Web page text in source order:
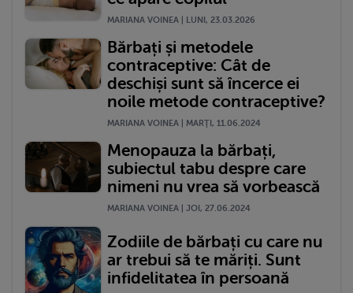
MARIANA VOINEA | LUNI, 23.03.2026
Bărbați și metodele
contraceptive: Cât de
deschiși sunt să încerce ei
noile metode contraceptive?
MARIANA VOINEA | MARŢI, 11.06.2024
Menopauza la bărbați,
subiectul tabu despre care
nimeni nu vrea să vorbească
MARIANA VOINEA | JOI, 27.06.2024
Zodiile de bărbați cu care nu
ar trebui să te măriți. Sunt
infidelitatea în persoană